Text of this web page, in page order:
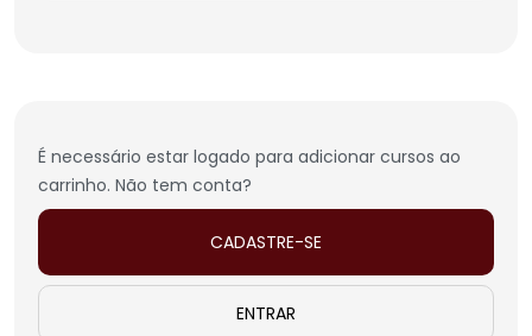
É necessário estar logado para adicionar cursos ao
carrinho. Não tem conta?
CADASTRE-SE
ENTRAR